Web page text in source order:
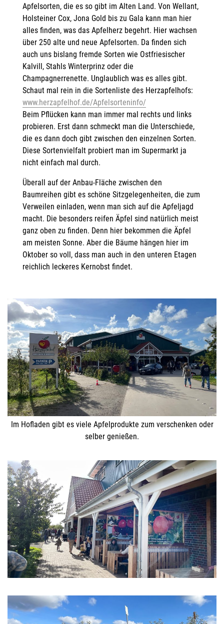
Apfelsorten, die es so gibt im Alten Land. Von Wellant,
Holsteiner Cox, Jona Gold bis zu Gala kann man hier
alles finden, was das Apfelherz begehrt. Hier wachsen
über 250 alte und neue Apfelsorten. Da finden sich
auch uns bislang fremde Sorten wie Ostfriesischer
Kalvill, Stahls Winterprinz oder die
Champagnerrenette. Unglaublich was es alles gibt.
Schaut mal rein in die Sortenliste des Herzapfelhofs:
www.herzapfelhof.de/Apfelsorteninfo/
Beim Pflücken kann man immer mal rechts und links
probieren. Erst dann schmeckt man die Unterschiede,
die es dann doch gibt zwischen den einzelnen Sorten.
Diese Sortenvielfalt probiert man im Supermarkt ja
nicht einfach mal durch.
Überall auf der Anbau-Fläche zwischen den
Baumreihen gibt es schöne Sitzgelegenheiten, die zum
Verweilen einladen, wenn man sich auf die Apfeljagd
macht. Die besonders reifen Äpfel sind natürlich meist
ganz oben zu finden. Denn hier bekommen die Äpfel
am meisten Sonne. Aber die Bäume hängen hier im
Oktober so voll, dass man auch in den unteren Etagen
reichlich leckeres Kernobst findet.
Im Hofladen gibt es viele Apfelprodukte zum verschenken oder
selber genießen.